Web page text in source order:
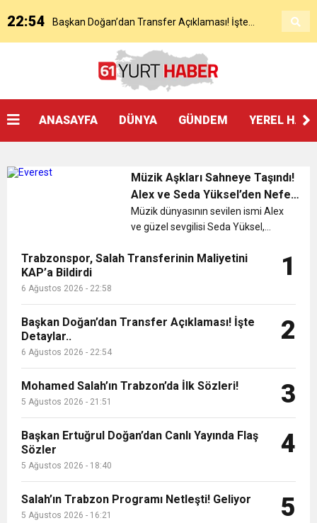
KAP’a Bildirdi
22:54 Başkan Doğan’dan Transfer Açıklaması! İşte
Mohamed Salah’ın Trabzon’da İlk Sözleri!
Başkan Ertuğrul Doğan Canlı Yayında Transferi
Trabzonspor, Mohammed Salah’ı Resmen KAP’a
Bildirdi
20:05 Trabzonspor Muhammed Salah Transferini
Tamamladı
9:50 MGD’DEN ANITKABİR’E ANLAMLI ZİYARET
18:59
22:58 Trabzonspor, Salah Transferinin Maliyetini
KAP’a Bildirdi
ANASAYFA DÜNYA GÜNDEM YEREL
Müzik Aşkları Sahneye Taşındı!
Alex ve Seda Yüksel’den Nefes
Kesen Performans!”
Müzik dünyasının sevilen ismi Alex
ve güzel sevgilisi Seda Yüksel,
mekanlarından La Boucherie’de
Trabzonspor, Salah Transferinin Maliyetini
KAP’a Bildirdi
6 Ağustos 2026 - 22:58
1
Başkan Doğan’dan Transfer Açıklaması! İşte
Detaylar..
6 Ağustos 2026 - 22:54
2
Mohamed Salah’ın Trabzon’da İlk Sözleri!
5 Ağustos 2026 - 21:51 3
Başkan Ertuğrul Doğan’dan Canlı Yayında Flaş
Sözler
5 Ağustos 2026 - 18:40
4
Salah’ın Trabzon Programı Netleşti! Geliyor
5 Ağustos 2026 - 16:21 5